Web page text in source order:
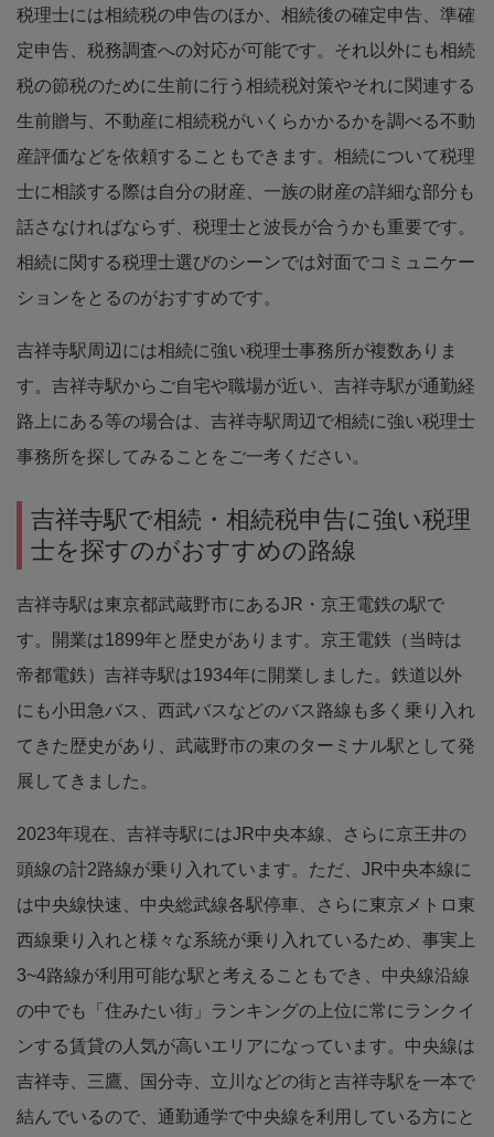
税理士には相続税の申告のほか、相続後の確定申告、準確
定申告、税務調査への対応が可能です。それ以外にも相続
税の節税のために生前に行う相続税対策やそれに関連する
生前贈与、不動産に相続税がいくらかかるかを調べる不動
産評価などを依頼することもできます。相続について税理
士に相談する際は自分の財産、一族の財産の詳細な部分も
話さなければならず、税理士と波長が合うかも重要です。
相続に関する税理士選びのシーンでは対面でコミュニケー
ションをとるのがおすすめです。
吉祥寺駅周辺には相続に強い税理士事務所が複数ありま
す。吉祥寺駅からご自宅や職場が近い、吉祥寺駅が通勤経
路上にある等の場合は、吉祥寺駅周辺で相続に強い税理士
事務所を探してみることをご一考ください。
吉祥寺駅で相続・相続税申告に強い税理
士を探すのがおすすめの路線
吉祥寺駅は東京都武蔵野市にあるJR・京王電鉄の駅で
す。開業は1899年と歴史があります。京王電鉄（当時は
帝都電鉄）吉祥寺駅は1934年に開業しました。鉄道以外
にも小田急バス、西武バスなどのバス路線も多く乗り入れ
てきた歴史があり、武蔵野市の東のターミナル駅として発
展してきました。
2023年現在、吉祥寺駅にはJR中央本線、さらに京王井の
頭線の計2路線が乗り入れています。ただ、JR中央本線に
は中央線快速、中央総武線各駅停車、さらに東京メトロ東
西線乗り入れと様々な系統が乗り入れているため、事実上
3~4路線が利用可能な駅と考えることもでき、中央線沿線
の中でも「住みたい街」ランキングの上位に常にランクイ
ンする賃貸の人気が高いエリアになっています。中央線は
吉祥寺、三鷹、国分寺、立川などの街と吉祥寺駅を一本で
結んでいるので、通勤通学で中央線を利用している方にと